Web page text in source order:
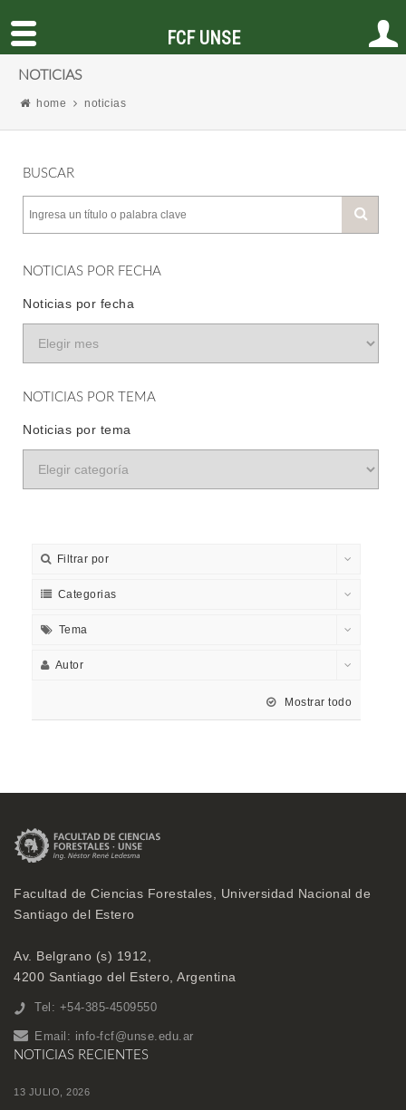
NOTICIAS
home noticias
BUSCAR
NOTICIAS POR FECHA
Noticias por fecha
NOTICIAS POR TEMA
Noticias por tema
Filtrar por
Categorias
Tema
Autor
Mostrar todo
Facultad de Ciencias Forestales, Universidad Nacional de
Santiago del Estero
Av. Belgrano (s) 1912,
4200 Santiago del Estero, Argentina
Tel: +54-385-4509550
Email: info-fcf@unse.edu.ar
NOTICIAS RECIENTES
13 JULIO, 2026
FCF UNSE